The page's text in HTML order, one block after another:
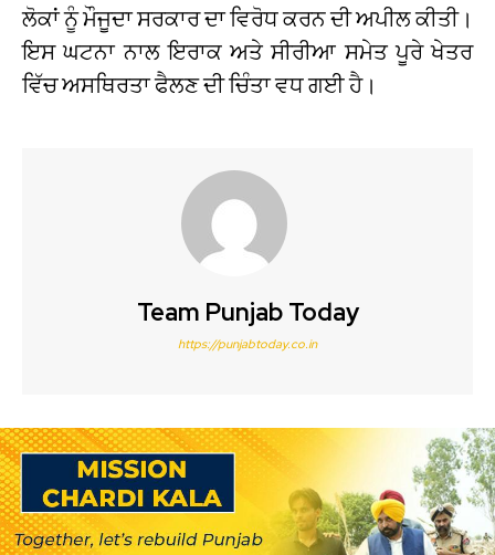
ਲੋਕਾਂ ਨੂੰ ਮੌਜੂਦਾ ਸਰਕਾਰ ਦਾ ਵਿਰੋਧ ਕਰਨ ਦੀ ਅਪੀਲ ਕੀਤੀ।
ਇਸ ਘਟਨਾ ਨਾਲ ਇਰਾਕ ਅਤੇ ਸੀਰੀਆ ਸਮੇਤ ਪੂਰੇ ਖੇਤਰ
ਵਿੱਚ ਅਸਥਿਰਤਾ ਫੈਲਣ ਦੀ ਚਿੰਤਾ ਵਧ ਗਈ ਹੈ।
Team Punjab Today
https://punjabtoday.co.in